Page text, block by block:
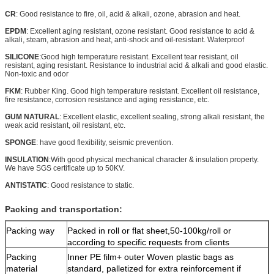
CR: Good resistance to fire, oil, acid & alkali, ozone, abrasion and heat.
EPDM: Excellent aging resistant, ozone resistant. Good resistance to acid &
alkali, steam, abrasion and heat, anti-shock and oil-resistant. Waterproof
SILICONE:Good high temperature resistant. Excellent tear resistant, oil
resistant, aging resistant. Resistance to industrial acid & alkali and good elastic.
Non-toxic and odor
FKM: Rubber King. Good high temperature resistant. Excellent oil resistance,
fire resistance, corrosion resistance and aging resistance, etc.
GUM NATURAL: Excellent elastic, excellent sealing, strong alkali resistant, the
weak acid resistant, oil resistant, etc.
SPONGE: have good flexibility, seismic prevention.
INSULATION:With good physical mechanical character & insulation property.
We have SGS certificate up to 50KV.
ANTISTATIC: Good resistance to static.
Packing and transportation:
Packing way
Packed in roll or flat sheet,50-100kg/roll or
according to specific requests from clients
Packing
material
Inner PE film+ outer Woven plastic bags as
standard, palletized for extra reinforcement if